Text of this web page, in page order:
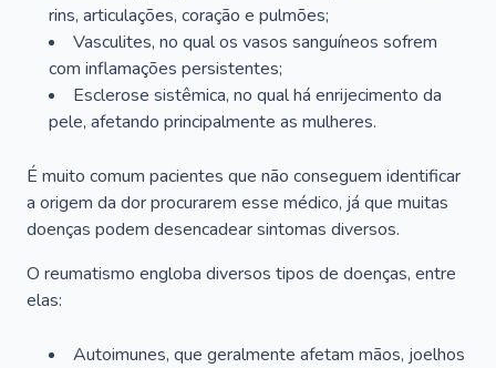
rins, articulações, coração e pulmões;
Vasculites, no qual os vasos sanguíneos sofrem
com inflamações persistentes;
Esclerose sistêmica, no qual há enrijecimento da
pele, afetando principalmente as mulheres.
É muito comum pacientes que não conseguem identificar
a origem da dor procurarem esse médico, já que muitas
doenças podem desencadear sintomas diversos.
O reumatismo engloba diversos tipos de doenças, entre
elas:
Autoimunes, que geralmente afetam mãos, joelhos